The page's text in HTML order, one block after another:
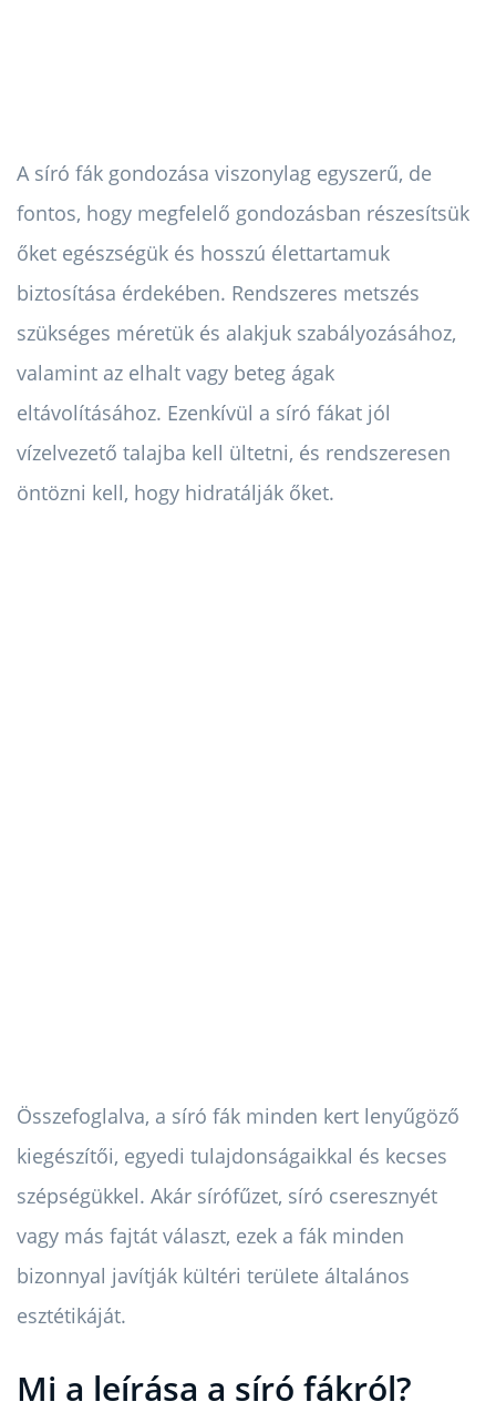
A síró fák gondozása viszonylag egyszerű, de
fontos, hogy megfelelő gondozásban részesítsük
őket egészségük és hosszú élettartamuk
biztosítása érdekében. Rendszeres metszés
szükséges méretük és alakjuk szabályozásához,
valamint az elhalt vagy beteg ágak
eltávolításához. Ezenkívül a síró fákat jól
vízelvezető talajba kell ültetni, és rendszeresen
öntözni kell, hogy hidratálják őket.
Összefoglalva, a síró fák minden kert lenyűgöző
kiegészítői, egyedi tulajdonságaikkal és kecses
szépségükkel. Akár sírófűzet, síró cseresznyét
vagy más fajtát választ, ezek a fák minden
bizonnyal javítják kültéri területe általános
esztétikáját.
Mi a leírása a síró fákról?